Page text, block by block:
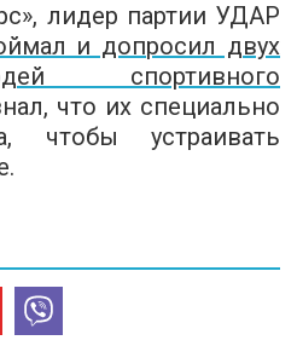
лидер партии УДАР
и допросил двух
спортивного
что их специально
чтобы устраивать